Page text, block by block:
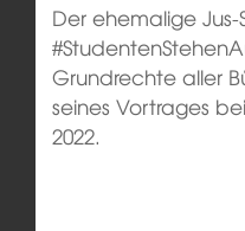
Der ehemalige
Grundrechte aller
seines Vortrages
2022.